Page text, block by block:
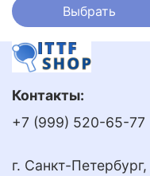
Выбрать
Контакты:
+7 (999) 520-65-77
г. Санкт-